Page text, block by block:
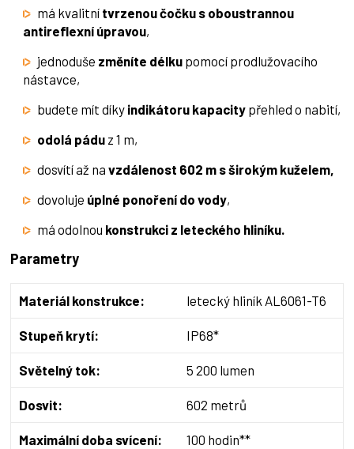
má kvalitní tvrzenou čočku s oboustrannou
antireflexní úpravou,
jednoduše změníte délku pomocí prodlužovacího
nástavce,
budete mít díky indikátoru kapacity přehled o nabití,
odolá pádu z 1 m,
dosvítí až na vzdálenost 602 m s širokým kuželem,
dovoluje úplné ponoření do vody,
má odolnou konstrukci z leteckého hliníku.
Parametry
Materiál konstrukce: letecký hliník AL6061-T6
Stupeň krytí: IP68*
Světelný tok: 5 200 lumen
Dosvit: 602 metrů
Maximální doba svícení: 100 hodin**